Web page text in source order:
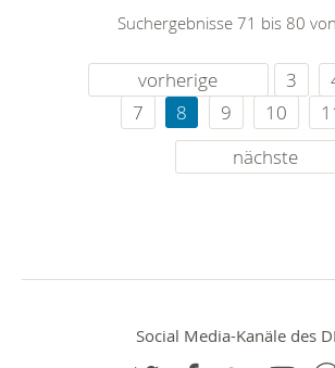
Suchergebnisse 71 bis 80
vorherige 3
7
8 9 10
nächste
Social Media-Kanäle des